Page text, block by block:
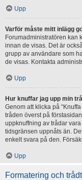
Upp
Varför måste mitt inlägg
Forumadministratören kan
innan de visas. Det är
grupp av användare som
de visas. Kontakta
Upp
Hur knuffar jag upp min
Genom att klicka på
tråden överst på
uppknuffning av trådar
tidsgränsen uppnåts än.
enkelt svara på den.
Upp
Formatering och